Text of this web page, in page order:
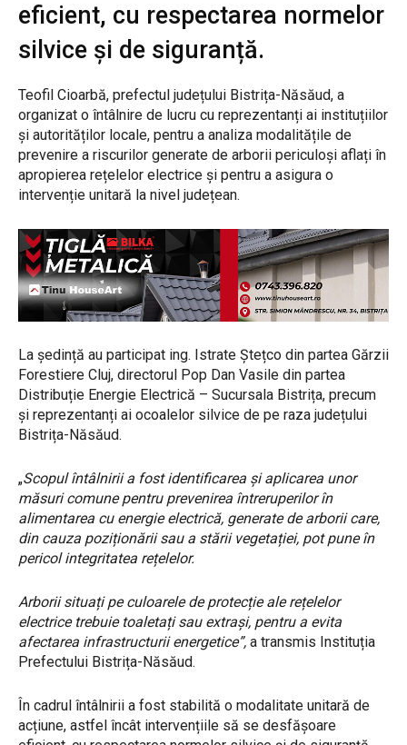
eficient, cu respectarea normelor
silvice și de siguranță.
Teofil Cioarbă, prefectul județului Bistrița-Năsăud, a
organizat o întâlnire de lucru cu reprezentanți ai instituțiilor
și autorităților locale, pentru a analiza modalitățile de
prevenire a riscurilor generate de arborii periculoși aflați în
apropierea rețelelor electrice și pentru a asigura o
intervenție unitară la nivel județean.
La ședință au participat ing. Istrate Ștețco din partea Gărzii
Forestiere Cluj, directorul Pop Dan Vasile din partea
Distribuție Energie Electrică – Sucursala Bistrița, precum
și reprezentanți ai ocoalelor silvice de pe raza județului
Bistrița-Năsăud.
„Scopul întâlnirii a fost identificarea și aplicarea unor
măsuri comune pentru prevenirea întreruperilor în
alimentarea cu energie electrică, generate de arborii care,
din cauza poziționării sau a stării vegetației, pot pune în
pericol integritatea rețelelor.
Arborii situați pe culoarele de protecție ale rețelelor
electrice trebuie toaletați sau extrași, pentru a evita
afectarea infrastructurii energetice”, a transmis Instituția
Prefectului Bistrița-Năsăud.
În cadrul întâlnirii a fost stabilită o modalitate unitară de
acțiune, astfel încât intervențiile să se desfășoare